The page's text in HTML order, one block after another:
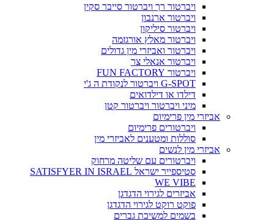
ויברטור רך ויברטור סייבר סקין
ויברטור ארנבון
ויברטור סיליקון
ויברטור מאלץ אורגזמה
ויברטור ואביזרי מין גדולים
ויברטור אנאלי צר
ויברטור FUN FACTORY
G-SPOT ויברטור לנקודת ה ג'י
דילדו או דילדואים
מיני ויברטור ויברטור קטן
אביזרי מין פרימיום
ויברטורים פרימיום
סוללות ומטענים לאביזרי מין
אביזרי מין לנשים
ויברטורים עם שליטה מרחוק
סטיספייר ישראל SATISFYER IN ISRAEL
WE VIBE
אביזרים לגירוי הדגדגן
פוקט רוקט לגירוי הדגדגן
בשמים למשיכת גברים